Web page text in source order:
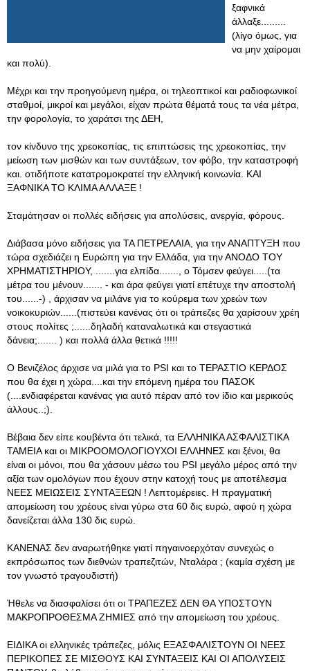
ξαφνικά
άλλαξε.........
(λίγο όμως, για
να μην χαίρομαι
και πολύ).
Μέχρι και την προηγούμενη ημέρα, οι τηλεοπτικοί και ραδιοφωνικοί
σταθμοί, μικροί και μεγάλοι, είχαν πρώτα θέματά τους τα νέα μέτρα,
την φορολογία, το χαράτσι της ΔΕΗ,
τον κίνδυνο της χρεοκοπίας, τις επιπτώσεις της χρεοκοπίας, την
μείωση των μισθών και των συντάξεων, τον φόβο, την καταστροφή
και. οτιδήποτε κατατρομοκρατεί την ελληνική κοινωνία. ΚΑΙ
ΞΑΦΝΙΚΑ ΤΟ ΚΛΙΜΑ ΑΛΛΑΞΕ !
Σταμάτησαν οι πολλές ειδήσεις για απολύσεις, ανεργία, φόρους.
Διάβασα μόνο ειδήσεις για ΤΑ ΠΕΤΡΕΛΑΙΑ, για την ΑΝΑΠΤΥΞΗ που
τώρα σχεδιάζει η Ευρώπη για την Ελλάδα, για την ΑΝΟΔΟ ΤΟΥ
ΧΡΗΜΑΤΙΣΤΗΡΙΟΥ, .......για ελπίδα......., ο Τόμσεν φεύγει.....(τα
μέτρα του μένουν....... - και άρα φεύγει γιατί επέτυχε την αποστολή
του......-) , άρχισαν να μιλάνε για το κούρεμα των χρεών των
νοικοκυριών......(πιστεύει κανένας ότι οι τράπεζες θα χαρίσουν χρέη
στους πολίτες ;......δηλαδή καταναλωτικά και στεγαστικά
δάνεια;....... ) και πολλά άλλα θετικά !!!!!
Ο Βενιζέλος άρχισε να μιλά για το PSI και το ΤΕΡΑΣΤΙΟ ΚΕΡΔΟΣ
που θα έχει η χώρα....και την επόμενη ημέρα του ΠΑΣΟΚ
(....ενδιαφέρεται κανένας για αυτό πέραν από τον ίδιο και μερικούς
άλλους..;).
Βέβαια δεν είπε κουβέντα ότι τελικά, τα ΕΛΛΗΝΙΚΑ ΑΣΦΑΛΙΣΤΙΚΑ
ΤΑΜΕΙΑ και οι ΜΙΚΡΟΟΜΟΛΟΓΙΟΥΧΟΙ ΕΛΛΗΝΕΣ και ξένοι, θα
είναι οι μόνοι, που θα χάσουν μέσω του PSI μεγάλο μέρος από την
αξία των ομολόγων που έχουν στην κατοχή τους με αποτέλεσμα
ΝΕΕΣ ΜΕΙΩΣΕΙΣ ΣΥΝΤΑΞΕΩΝ ! Λεπτομέρειες. Η πραγματική
απομείωση του χρέους είναι γύρω στα 60 δις ευρώ, αφού η χώρα
δανείζεται άλλα 130 δις ευρώ.
ΚΑΝΕΝΑΣ δεν αναρωτήθηκε γιατί πηγαινοερχόταν συνεχώς ο
εκπρόσωπος των διεθνών τραπεζιτών, Νταλάρα ; (καμία σχέση με
τον γνωστό τραγουδιστή)
Ήθελε να διασφαλίσει ότι οι ΤΡΑΠΕΖΕΣ ΔΕΝ ΘΑ ΥΠΟΣΤΟΥΝ
ΜΑΚΡΟΠΡΟΘΕΣΜΑ ΖΗΜΙΕΣ από την απομείωση του χρέους.
ΕΙΔΙΚΑ οι ελληνικές τράπεζες, μόλις ΕΞΑΣΦΑΛΙΣΤΟΥΝ ΟΙ ΝΕΕΣ
ΠΕΡΙΚΟΠΕΣ ΣΕ ΜΙΣΘΟΥΣ ΚΑΙ ΣΥΝΤΑΞΕΙΣ ΚΑΙ ΟΙ ΑΠΟΛΥΣΕΙΣ